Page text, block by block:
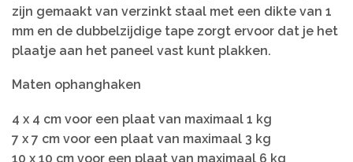
zijn gemaakt van verzinkt staal met een dikte van 1
mm en de dubbelzijdige tape zorgt ervoor dat je het
plaatje aan het paneel vast kunt plakken.
Maten ophanghaken
4 x 4 cm voor een plaat van maximaal 1 kg
7 x 7 cm voor een plaat van maximaal 3 kg
10 x 10 cm voor een plaat van maximaal 6 kg